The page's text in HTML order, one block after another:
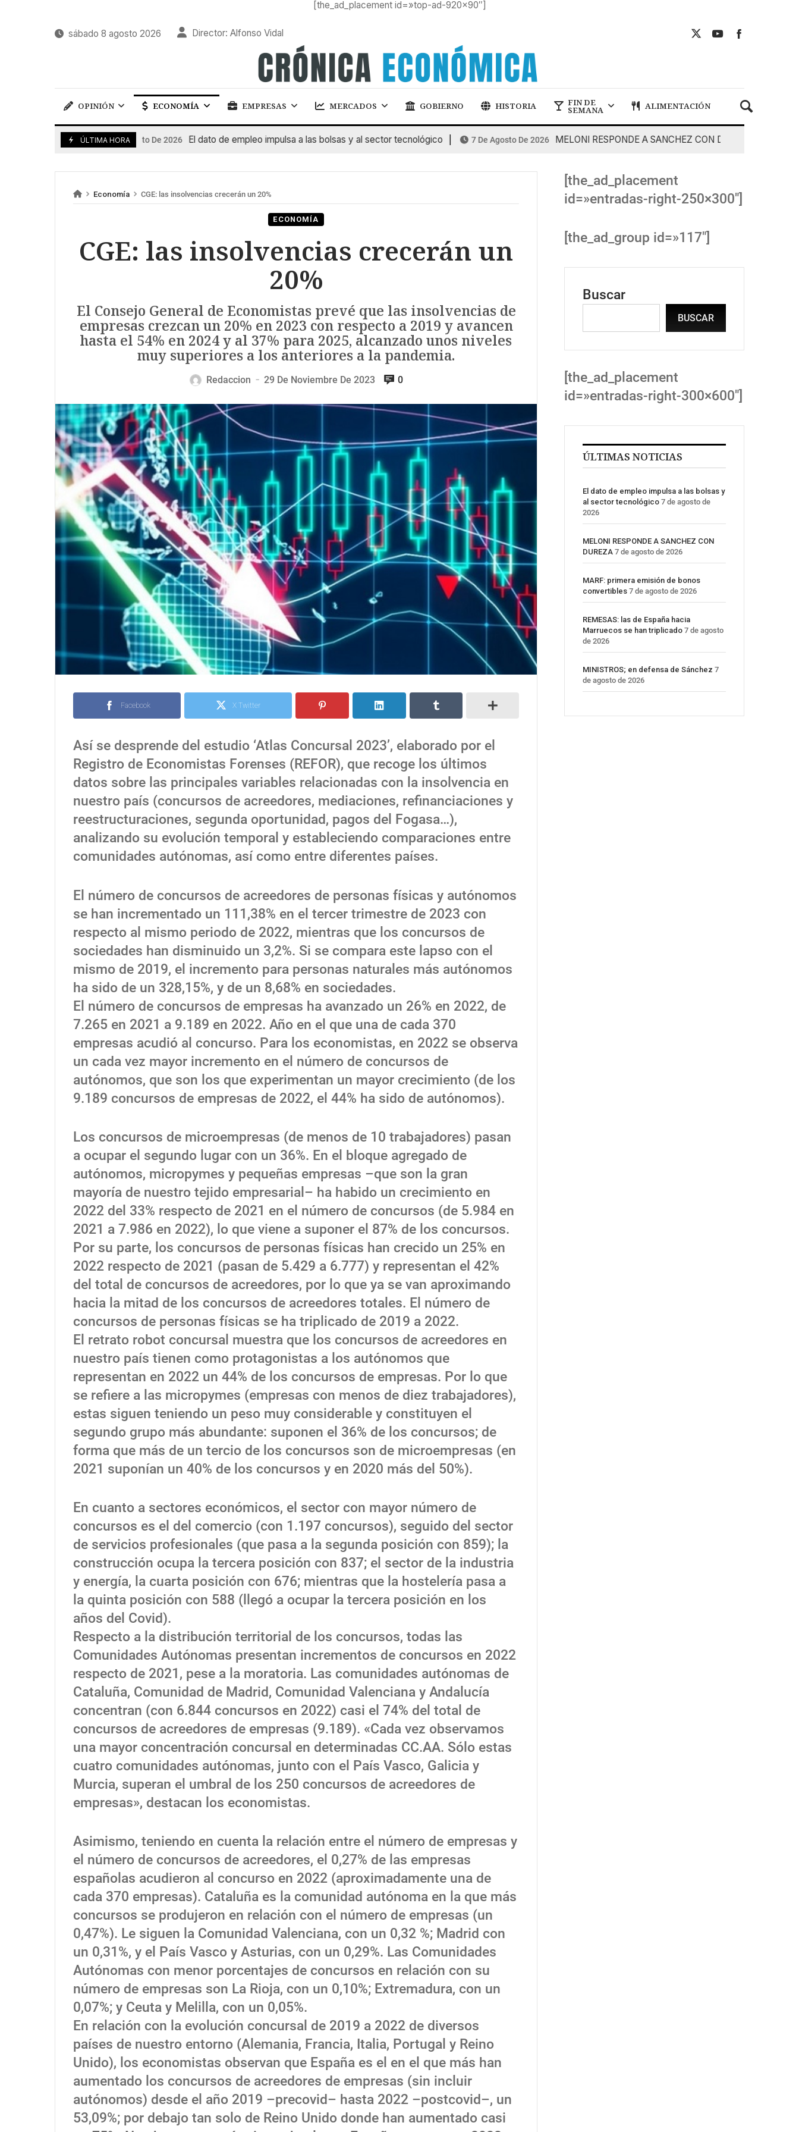
[the_ad_placement id=»top-ad-920×90″]
sábado 8 agosto 2026 Director: Alfonso Vidal
OPINIÓN ECONOMÍA EMPRESAS MERCADOS GOBIERNO HISTORIA FIN DE
SEMANA ALIMENTACIÓN
ÚLTIMA HORA
7 De Agosto De 2026 El dato de empleo impulsa a las bolsas y al sector tecnológico 7 De Agosto De 2026 MELONI RESPONDE A SANCHEZ CON DUREZA
Economía CGE: las insolvencias crecerán un 20%
ECONOMÍA
CGE: las insolvencias crecerán un
20%
El Consejo General de Economistas prevé que las insolvencias de
empresas crezcan un 20% en 2023 con respecto a 2019 y avancen
hasta el 54% en 2024 y al 37% para 2025, alcanzado unos niveles
muy superiores a los anteriores a la pandemia.
Redaccion — 29 De Noviembre De 2023 0
Facebook X Twitter
Así se desprende del estudio ‘Atlas Concursal 2023’, elaborado por el
Registro de Economistas Forenses (REFOR), que recoge los últimos
datos sobre las principales variables relacionadas con la insolvencia en
nuestro país (concursos de acreedores, mediaciones, refinanciaciones y
reestructuraciones, segunda oportunidad, pagos del Fogasa…),
analizando su evolución temporal y estableciendo comparaciones entre
comunidades autónomas, así como entre diferentes países.
El número de concursos de acreedores de personas físicas y autónomos
se han incrementado un 111,38% en el tercer trimestre de 2023 con
respecto al mismo periodo de 2022, mientras que los concursos de
sociedades han disminuido un 3,2%. Si se compara este lapso con el
mismo de 2019, el incremento para personas naturales más autónomos
ha sido de un 328,15%, y de un 8,68% en sociedades.
El número de concursos de empresas ha avanzado un 26% en 2022, de
7.265 en 2021 a 9.189 en 2022. Año en el que una de cada 370
empresas acudió al concurso. Para los economistas, en 2022 se observa
un cada vez mayor incremento en el número de concursos de
autónomos, que son los que experimentan un mayor crecimiento (de los
9.189 concursos de empresas de 2022, el 44% ha sido de autónomos).
Los concursos de microempresas (de menos de 10 trabajadores) pasan
a ocupar el segundo lugar con un 36%. En el bloque agregado de
autónomos, micropymes y pequeñas empresas –que son la gran
mayoría de nuestro tejido empresarial– ha habido un crecimiento en
2022 del 33% respecto de 2021 en el número de concursos (de 5.984 en
2021 a 7.986 en 2022), lo que viene a suponer el 87% de los concursos.
Por su parte, los concursos de personas físicas han crecido un 25% en
2022 respecto de 2021 (pasan de 5.429 a 6.777) y representan el 42%
del total de concursos de acreedores, por lo que ya se van aproximando
hacia la mitad de los concursos de acreedores totales. El número de
concursos de personas físicas se ha triplicado de 2019 a 2022.
El retrato robot concursal muestra que los concursos de acreedores en
nuestro país tienen como protagonistas a los autónomos que
representan en 2022 un 44% de los concursos de empresas. Por lo que
se refiere a las micropymes (empresas con menos de diez trabajadores),
estas siguen teniendo un peso muy considerable y constituyen el
segundo grupo más abundante: suponen el 36% de los concursos; de
forma que más de un tercio de los concursos son de microempresas (en
2021 suponían un 40% de los concursos y en 2020 más del 50%).
En cuanto a sectores económicos, el sector con mayor número de
concursos es el del comercio (con 1.197 concursos), seguido del sector
de servicios profesionales (que pasa a la segunda posición con 859); la
construcción ocupa la tercera posición con 837; el sector de la industria
y energía, la cuarta posición con 676; mientras que la hostelería pasa a
la quinta posición con 588 (llegó a ocupar la tercera posición en los
años del Covid).
Respecto a la distribución territorial de los concursos, todas las
Comunidades Autónomas presentan incrementos de concursos en 2022
respecto de 2021, pese a la moratoria. Las comunidades autónomas de
Cataluña, Comunidad de Madrid, Comunidad Valenciana y Andalucía
concentran (con 6.844 concursos en 2022) casi el 74% del total de
concursos de acreedores de empresas (9.189). «Cada vez observamos
una mayor concentración concursal en determinadas CC.AA. Sólo estas
cuatro comunidades autónomas, junto con el País Vasco, Galicia y
Murcia, superan el umbral de los 250 concursos de acreedores de
empresas», destacan los economistas.
Asimismo, teniendo en cuenta la relación entre el número de empresas y
el número de concursos de acreedores, el 0,27% de las empresas
españolas acudieron al concurso en 2022 (aproximadamente una de
cada 370 empresas). Cataluña es la comunidad autónoma en la que más
concursos se produjeron en relación con el número de empresas (un
0,47%). Le siguen la Comunidad Valenciana, con un 0,32 %; Madrid con
un 0,31%, y el País Vasco y Asturias, con un 0,29%. Las Comunidades
Autónomas con menor porcentajes de concursos en relación con su
número de empresas son La Rioja, con un 0,10%; Extremadura, con un
0,07%; y Ceuta y Melilla, con un 0,05%.
En relación con la evolución concursal de 2019 a 2022 de diversos
países de nuestro entorno (Alemania, Francia, Italia, Portugal y Reino
Unido), los economistas observan que España es el en el que más han
aumentado los concursos de acreedores de empresas (sin incluir
autónomos) desde el año 2019 –precovid– hasta 2022 –postcovid–, un
53,09%; por debajo tan solo de Reino Unido donde han aumentado casi
[the_ad_placement
id=»entradas-right-250×300″]
[the_ad_group id=»117″]
Buscar
BUSCAR
[the_ad_placement
id=»entradas-right-300×600″]
ÚLTIMAS NOTICIAS
El dato de empleo impulsa a las bolsas y
al sector tecnológico 7 de agosto de
2026
MELONI RESPONDE A SANCHEZ CON
DUREZA 7 de agosto de 2026
MARF: primera emisión de bonos
convertibles 7 de agosto de 2026
REMESAS: las de España hacia
Marruecos se han triplicado 7 de agosto
de 2026
MINISTROS; en defensa de Sánchez 7
de agosto de 2026